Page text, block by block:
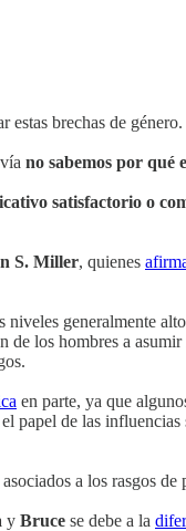
estas brechas de género.
no sabemos por qué
satisfactorio o
S. Miller, quienes
generalmente
los hombres a
en parte, ya que
papel de las
asociados a los rasgos
y Bruce se debe a la